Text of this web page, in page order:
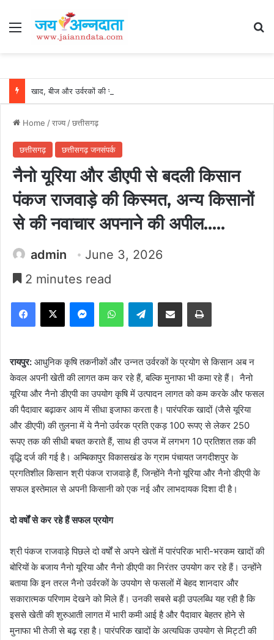
Menu
Home /राज्य/छत्तीसगढ़
छत्तीसगढ़ छत्तीसगढ़ जनसंपर्क
नैनो यूरिया और डीएपी से बदली किसान
पंकज राजवाड़े की किस्मत, अन्य किसानों
से की नवाचार अपनाने की अपील…..
admin
June 3, 2026
2 minutes read
Facebook
X MessengerWhatsAppTelegramShare via Email Print
रायपुर: आधुनिक कृषि तकनीकों और उन्नत उर्वरकों के प्रयोग से किसान अब न
केवल अपनी खेती की लागत कम कर रहे हैं, बल्कि मुनाफा भी कमा रहे हैं। नैनो
यूरिया और नैनो डीएपी का उपयोग कृषि में उत्पादन लागत को कम करके और फसल
की पैदावार बढ़ाकर आय में सीधा इजाफा करता है। पारंपरिक खादों (जैसे यूरिया
और डीएपी) की तुलना में ये नैनो उर्वरक प्रति एकड़ 100 रूपए से लेकर 250
रूपए तक की सीधी बचत कराते हैं, साथ ही उपज में लगभग 10 प्रतिशत तक की
वृद्धि दर्ज की गई है। अम्बिकापुर विकासखंड के ग्राम पंचायत जगदीशपुर के
प्रगतिशील किसान श्री पंकज राजवाड़े हैं, जिन्होंने नैनो यूरिया और नैनो डीएपी के
सफल इस्तेमाल से अपनी किसानी को एक नई और लाभदायक दिशा दी है।
दो वर्षों से कर रहे हैं सफल प्रयोग
श्री पंकज राजवाड़े पिछले दो वर्षों से अपने खेतों में पारंपरिक भारी-भरकम खादों की
बोरियों के बजाय नैनो यूरिया और नैनो डीएपी का निरंतर उपयोग कर रहे हैं। उन्होंने
बताया कि इन तरल नैनो उर्वरकों के उपयोग से फसलों में बेहद शानदार और
सकारात्मक परिणाम देखने को मिले हैं। उनकी सबसे बड़ी उपलब्धि यह रही है कि
इससे खेती की शुरुआती लागत में भारी कमी आई है और पैदावार बेहतर होने से
मुनाफा भी तेजी से बढ़ रहा है। पारंपरिक खादों के अत्यधिक उपयोग से मिट्टी की